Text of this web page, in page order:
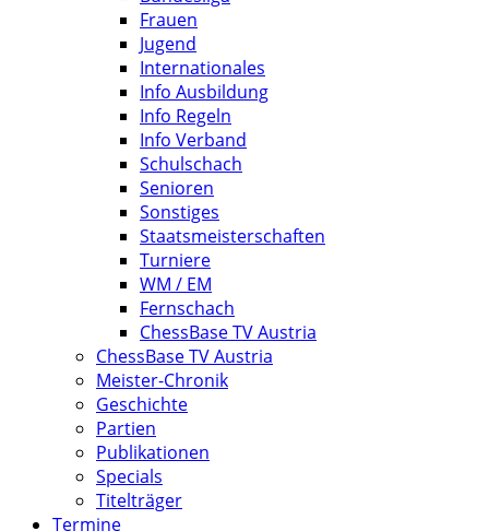
Frauen
Jugend
Internationales
Info Ausbildung
Info Regeln
Info Verband
Schulschach
Senioren
Sonstiges
Staatsmeisterschaften
Turniere
WM / EM
Fernschach
ChessBase TV Austria
ChessBase TV Austria
Meister-Chronik
Geschichte
Partien
Publikationen
Specials
Titelträger
Termine